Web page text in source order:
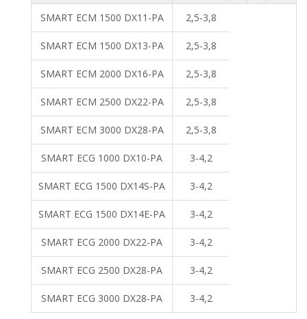
SMART ECM 1500 DX11-PA 2,5-3,8
SMART ECM 1500 DX13-PA 2,5-3,8
SMART ECM 2000 DX16-PA 2,5-3,8
SMART ECM 2500 DX22-PA 2,5-3,8
SMART ECM 3000 DX28-PA 2,5-3,8
SMART ECG 1000 DX10-PA 3-4,2
SMART ECG 1500 DX14S-PA 3-4,2
SMART ECG 1500 DX14E-PA 3-4,2
SMART ECG 2000 DX22-PA 3-4,2
SMART ECG 2500 DX28-PA 3-4,2
SMART ECG 3000 DX28-PA 3-4,2